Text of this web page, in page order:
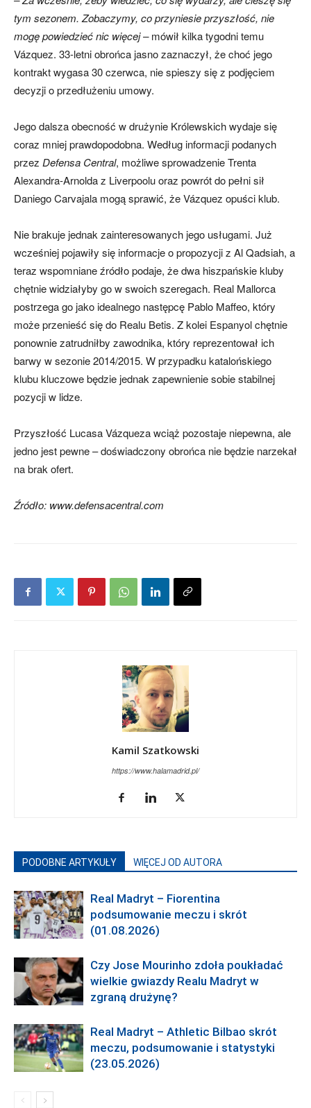
tym sezonem. Zobaczymy, co przyniesie przyszłość, nie
mogę powiedzieć nic więcej –mówił kilka tygodni temu
Vázquez. 33-letni obrońca jasno zaznaczył, że choć jego
kontrakt wygasa 30 czerwca, nie spieszy się z podjęciem
decyzji o przedłużeniu umowy.
Jego dalsza obecność w drużynie Królewskich wydaje się
coraz mniej prawdopodobna. Według informacji podanych
przez Defensa Central, możliwe sprowadzenie Trenta
Alexandra-Arnolda z Liverpoolu oraz powrót do pełni sił
Daniego Carvajala mogą sprawić, że Vázquez opuści klub.
Nie brakuje jednak zainteresowanych jego usługami. Już
wcześniej pojawiły się informacje o propozycji z Al Qadsiah, a
teraz wspomniane źródło podaje, że dwa hiszpańskie kluby
chętnie widziałyby go w swoich szeregach. Real Mallorca
postrzega go jako idealnego następcę Pablo Maffeo, który
może przenieść się do Realu Betis. Z kolei Espanyol chętnie
ponownie zatrudniłby zawodnika, który reprezentował ich
barwy w sezonie 2014/2015. W przypadku katalońskiego
klubu kluczowe będzie jednak zapewnienie sobie stabilnej
pozycji w lidze.
Przyszłość Lucasa Vázqueza wciąż pozostaje niepewna, ale
jedno jest pewne – doświadczony obrońca nie będzie narzekał
na brak ofert.
Źródło: www.defensacentral.com
Kamil Szatkowski
https://www.halamadrid.pl/
PODOBNE ARTYKUŁY WIĘCEJ OD AUTORA
Real Madryt – Fiorentina
podsumowanie meczu i skrót
(01.08.2026)
Czy Jose Mourinho zdoła poukładać
wielkie gwiazdy Realu Madryt w
zgraną drużynę?
Real Madryt – Athletic Bilbao skrót
meczu, podsumowanie i statystyki
(23.05.2026)